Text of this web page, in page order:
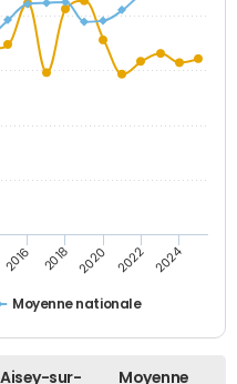
Moyenne nationale
2016 2018 2020 2022 2024
Aisey-sur-
Moyenne